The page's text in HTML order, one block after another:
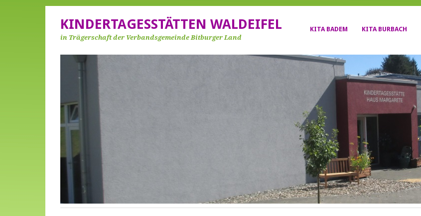
KITA BADEM KITA BURBACH
KINDERTAGESSTÄTTEN WALDEIFEL
in Trägerschaft der Verbandsgemeinde Bitburger Land